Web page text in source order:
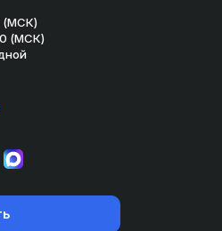
(МСК)
(МСК)